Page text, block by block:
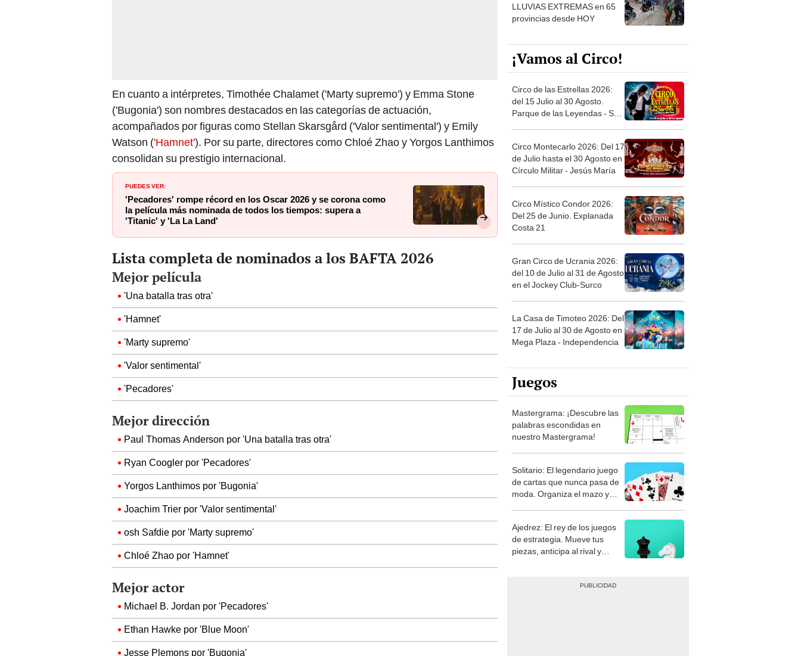
En cuanto a intérpretes, Timothée Chalamet ('Marty supremo') y Emma Stone
('Bugonia') son nombres destacados en las categorías de actuación,
acompañados por figuras como Stellan Skarsgård ('Valor sentimental') y Emily
Watson ('Hamnet'). Por su parte, directores como Chloé Zhao y Yorgos Lanthimos
consolidan su prestigio internacional.
PUEDES VER:
'Pecadores' rompe récord en los Oscar 2026 y se corona como
la película más nominada de todos los tiempos: supera a
'Titanic' y 'La La Land'
Lista completa de nominados a los BAFTA 2026
Mejor película
'Una batalla tras otra'
'Hamnet'
'Marty supremo'
'Valor sentimental'
'Pecadores'
Mejor dirección
Paul Thomas Anderson por 'Una batalla tras otra'
Ryan Coogler por 'Pecadores'
Yorgos Lanthimos por 'Bugonia'
Joachim Trier por 'Valor sentimental'
osh Safdie por 'Marty supremo'
Chloé Zhao por 'Hamnet'
Mejor actor
Michael B. Jordan por 'Pecadores'
Ethan Hawke por 'Blue Moon'
Jesse Plemons por 'Bugonia'
LLUVIAS EXTREMAS en 65
provincias desde HOY
¡Vamos al Circo!
Circo de las Estrellas 2026:
del 15 Julio al 30 Agosto.
Parque de las Leyendas - San
Circo Montecarlo 2026: Del 17
de Julio hasta el 30 Agosto en
Círculo Militar - Jesús María
Circo Místico Condor 2026:
Del 25 de Junio. Explanada
Costa 21
Gran Circo de Ucrania 2026:
del 10 de Julio al 31 de Agosto
en el Jockey Club-Surco
La Casa de Timoteo 2026: Del
17 de Julio al 30 de Agosto en
Mega Plaza - Independencia
Juegos
Mastergrama: ¡Descubre las
palabras escondidas en
nuestro Mastergrama!
Solitario: El legendario juego
de cartas que nunca pasa de
moda. Organiza el mazo y
Ajedrez: El rey de los juegos
de estrategia. Mueve tus
piezas, anticipa al rival y